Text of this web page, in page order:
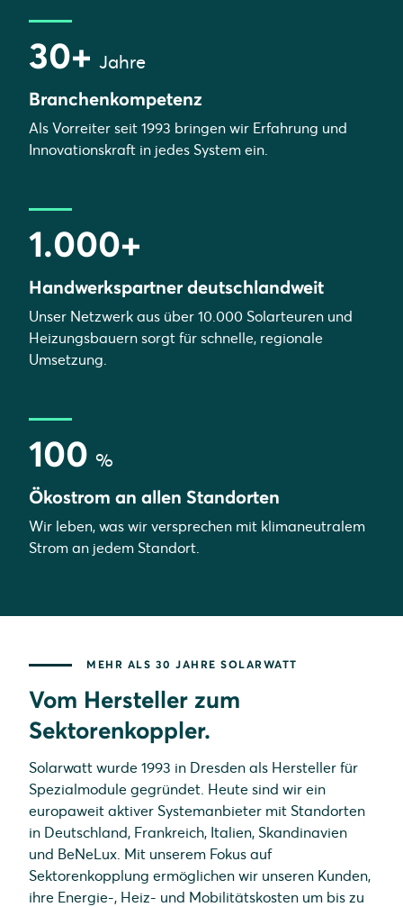
30+ Jahre
Branchenkompetenz
Als Vorreiter seit 1993 bringen wir Erfahrung und
Innovationskraft in jedes System ein.
1.000+
Handwerkspartner deutschlandweit
Unser Netzwerk aus über 10.000 Solarteuren und
Heizungsbauern sorgt für schnelle, regionale
Umsetzung.
100 %
Ökostrom an allen Standorten
Wir leben, was wir versprechen mit klimaneutralem
Strom an jedem Standort.
MEHR ALS 30 JAHRE SOLARWATT
Vom Hersteller zum
Sektorenkoppler.
Solarwatt wurde 1993 in Dresden als Hersteller für
Spezialmodule gegründet. Heute sind wir ein
europaweit aktiver Systemanbieter mit Standorten
in Deutschland, Frankreich, Italien, Skandinavien
und BeNeLux. Mit unserem Fokus auf
Sektorenkopplung ermöglichen wir unseren Kunden,
ihre Energie-, Heiz- und Mobilitätskosten um bis zu